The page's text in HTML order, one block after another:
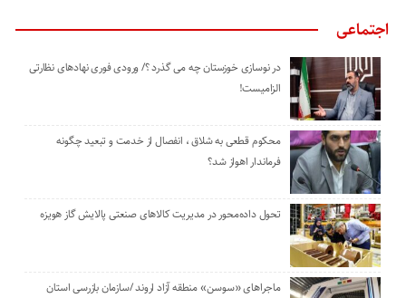
اجتماعی
در نوسازی خوزستان چه می گذرد ؟/ ورودی فوری نهادهای نظارتی
الزامیست!
محکوم قطعی به شلاق ، انفصال از خدمت و تبعید چگونه
فرماندار اهواز شد؟
تحول داده‌محور در مدیریت کالاهای صنعتی پالایش گاز هویزه
ماجراهای «سوسن» منطقه آزاد اروند /سازمان بازرسی استان